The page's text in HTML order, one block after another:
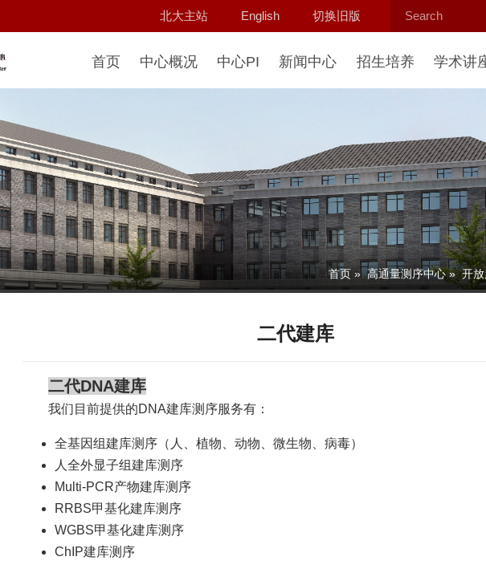
北大主站 English 切换旧版
首页 中心概况 中心PI 新闻中心 招生培养 学术讲
首页 » 高通量测序中心 » 开
二代建库
二代DNA建库
我们目前提供的DNA建库测序服务有：
全基因组建库测序（人、植物、动物、微生物、病毒）
人全外显子组建库测序
Multi-PCR产物建库测序
RRBS甲基化建库测序
WGBS甲基化建库测序
ChIP建库测序